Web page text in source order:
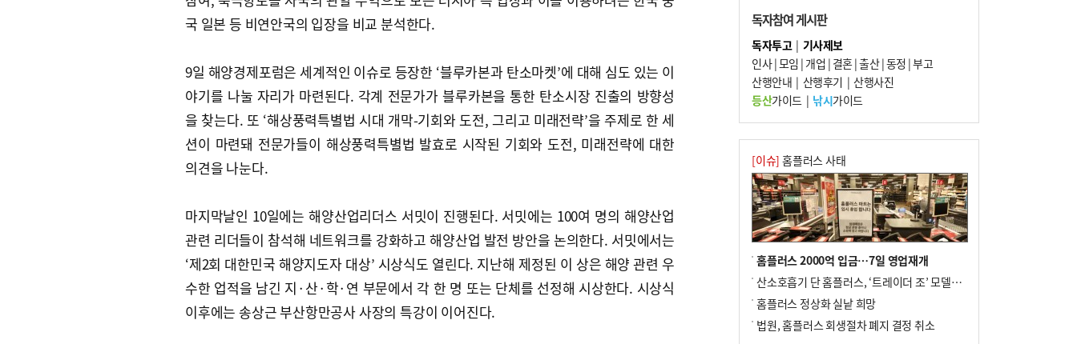
국 일본 등 비연안국의 입장을 비교 분석한다.
9일 해양경제포럼은 세계적인 이슈로 등장한 ‘블루카본과 탄소마켓’에 대해 심도 있는 이
야기를 나눌 자리가 마련된다. 각계 전문가가 블루카본을 통한 탄소시장 진출의 방향성
을 찾는다. 또 ‘해상풍력특별법 시대 개막-기회와 도전, 그리고 미래전략’을 주제로 한 세
션이 마련돼 전문가들이 해상풍력특별법 발효로 시작된 기회와 도전, 미래전략에 대한
의견을 나눈다.
마지막날인 10일에는 해양산업리더스 서밋이 진행된다. 서밋에는 100여 명의 해양산업
관련 리더들이 참석해 네트워크를 강화하고 해양산업 발전 방안을 논의한다. 서밋에서는
‘제2회 대한민국 해양지도자 대상’ 시상식도 열린다. 지난해 제정된 이 상은 해양 관련 우
수한 업적을 남긴 지·산·학·연 부문에서 각 한 명 또는 단체를 선정해 시상한다. 시상식
이후에는 송상근 부산항만공사 사장의 특강이 이어진다.
꺾일 듯
8
[사설] 해수부 신청사 북항으로 확정, 해양
수도 도약의 전환점
9
외국인 선원 ‘인신매매 경유지’ 된 부산…
우려가 현실로
10 르노 못 타는 부산시장…관용차 규정에 막
힌 지역기업 응원
독자참여 게시판
독자투고| 기사제보
인사|모임 | 개업 | 결혼|출산|동정 |부고
산행안내 | 산행후기 | 산행사진
등산가이드| 낚시가이드
[이슈] 홈플러스 사태
홈플러스 2000억 입금…7일 영업재개
산소호흡기 단 홈플러스, ‘트레이더 조’ 모델로 살아날까
홈플러스 정상화 실낱 희망
법원, 홈플러스 회생절차 폐지 결정 취소